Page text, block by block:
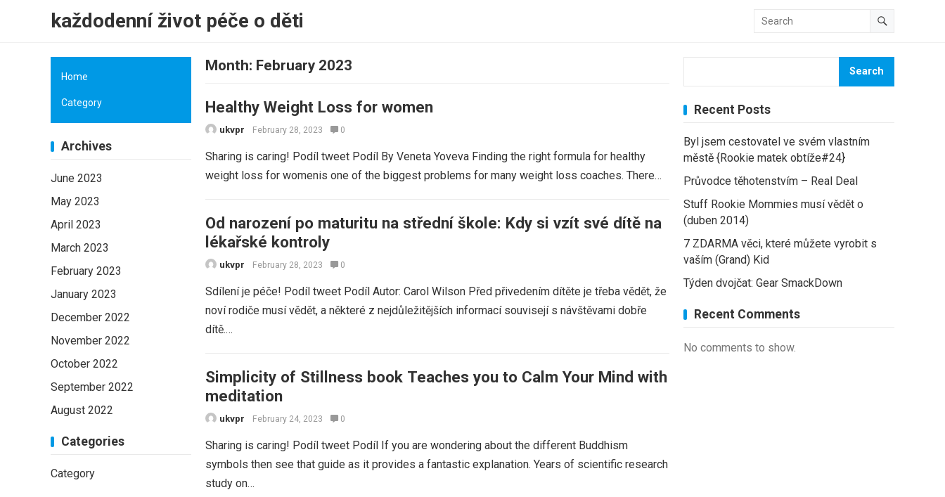
každodenní život péče o děti
Month: February 2023
Healthy Weight Loss for women
ukvpr February 28, 2023 0
Sharing is caring! Podíl tweet Podíl By Veneta Yoveva Finding the right formula for healthy
weight loss for womenis one of the biggest problems for many weight loss coaches. There…
Od narození po maturitu na střední škole: Kdy si vzít své dítě na
lékařské kontroly
ukvpr February 28, 2023 0
Sdílení je péče! Podíl tweet Podíl Autor: Carol Wilson Před přivedením dítěte je třeba vědět, že
noví rodiče musí vědět, a některé z nejdůležitějších informací souvisejí s návštěvami dobře
dítě.…
Simplicity of Stillness book Teaches you to Calm Your Mind with
meditation
ukvpr February 24, 2023 0
Sharing is caring! Podíl tweet Podíl If you are wondering about the different Buddhism
symbols then see that guide as it provides a fantastic explanation. Years of scientific research
study on…
Search
Recent Posts
Byl jsem cestovatel ve svém vlastním
městě {Rookie matek obtíže#24}
Průvodce těhotenstvím – Real Deal
Stuff Rookie Mommies musí vědět o
(duben 2014)
7 ZDARMA věci, které můžete vyrobit s
vaším (Grand) Kid
Týden dvojčat: Gear SmackDown
Recent Comments
No comments to show.
Home
Category
Archives
June 2023
May 2023
April 2023
March 2023
February 2023
January 2023
December 2022
November 2022
October 2022
September 2022
August 2022
Categories
Category